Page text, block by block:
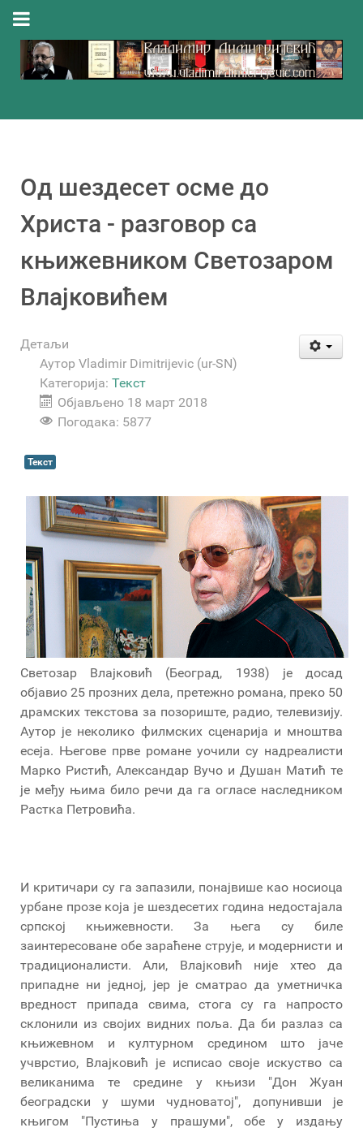
Од шездесет осме до
Христа - разговор са
књижевником Светозаром
Влајковићем
Детаљи
Аутор Vladimir Dimitrijevic (ur-SN)
Категорија: Текст
Објављено 18 март 2018
Погодака: 5877
Текст
Светозар Влајковић (Београд, 1938) је досад
објавио 25 прозних дела, претежно романа, преко 50
драмских текстова за позориште, радио, телевизију.
Аутор је неколико филмских сценарија и мноштва
есеја. Његове прве романе уочили су надреалисти
Марко Ристић, Александар Вучо и Душан Матић те
је међу њима било речи да га огласе наследником
Растка Петровића.
И критичари су га запазили, понајвише као носиоца
урбане прозе која је шездесетих година недостајала
српској књижевности. За њега су биле
заинтересоване обе зараћене струје, и модернисти и
традиционалисти. Али, Влајковић није хтео да
припадне ни једној, јер је сматрао да уметничка
вредност припада свима, стога су га напросто
склонили из својих видних поља. Да би разлаз са
књижевном и културном средином што јаче
учврстио, Влајковић је исписао своје искуство са
великанима те средине у књизи "Дон Жуан
београдски у шуми чудноватој", допунивши је
књигом "Пустиња у прашуми", обе у издању